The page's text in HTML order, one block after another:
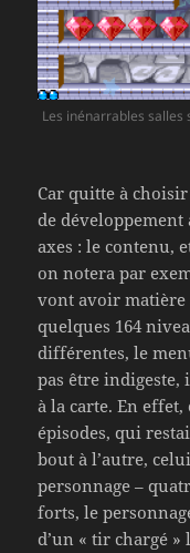
Les inénarrables
Car quitte à
de développement
axes : le contenu,
on notera par
vont avoir matière
quelques 164
différentes, le
pas être indigeste,
à la carte. En
épisodes, qui
bout à l’autre,
personnage –
forts, le
d’un « tir chargé